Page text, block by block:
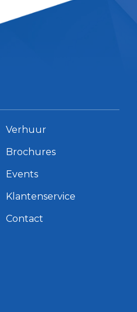
Verhuur
Brochures
Events
Klantenservice
Contact